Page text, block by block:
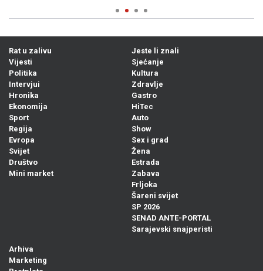
Rat u zalivu
Vijesti
Politika
Intervjui
Hronika
Ekonomija
Sport
Regija
Evropa
Svijet
Društvo
Mini market
Jeste li znali
Sjećanje
Kultura
Zdravlje
Gastro
HiTec
Auto
Show
Sex i grad
Žena
Estrada
Zabava
Frljoka
Šareni svijet
SP 2026
SENAD ANTE-PORTAL
Sarajevski snajperisti
Arhiva
Marketing